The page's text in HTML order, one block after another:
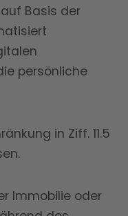
Basis der
persönliche
in Ziff. 11.5
Immobilie oder